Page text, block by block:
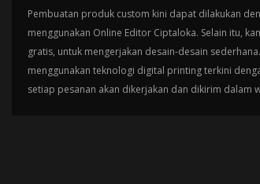
Pembuatan produk custom kini dapat dilakukan
menggunakan Online Editor Ciptaloka. Selain itu,
gratis, untuk mengerjakan desain-desain
menggunakan teknologi digital printing terkini
setiap pesanan akan dikerjakan dan dikirim dalam